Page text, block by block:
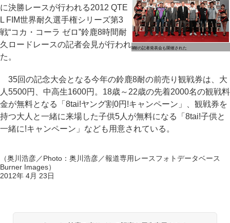
8耐の記者発表会も開催された
に決勝レースが行われる2012 QTE
L FIM世界耐久選手権シリーズ第3
戦“コカ・コーラ ゼロ”鈴鹿8時間耐
久ロードレースの記者会見が行われ
た。
35回の記念大会となる今年の鈴鹿8耐の前売り観戦券は、大
人5500円、中高生1600円。18歳～22歳の先着2000名の観戦料
金が無料となる「8tai!ヤング割0円!キャンペーン」、観戦券を
持つ大人と一緒に来場した子供5人が無料になる「8tai!子供と
一緒に!キャンペーン」なども用意されている。
（奥川浩彦／Photo：奥川浩彦／報道専用レースフォトデータベース
Burner Images）
2012年 4月 23日